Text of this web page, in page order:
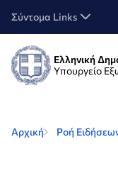
Σύντομα Links
Ελληνική
Υπουργείο
Αρχική Ροή